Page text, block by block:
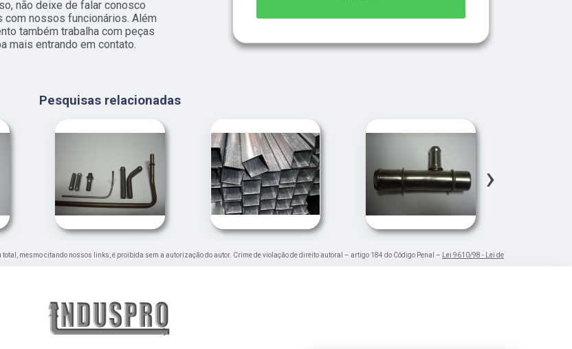
não deixe de falar conosco
com nossos funcionários. Além
também trabalha com peças
mais entrando em contato.
Pesquisas relacionadas
›
total, mesmo citando nossos links, é proibida sem a autorização do autor. Crime de violação de direito autoral – artigo 184 do Código Penal – Lei 9610/98 - Lei de